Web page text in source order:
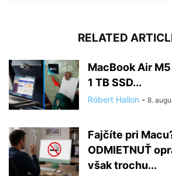
RELATED
MacBook Air
1 TB SSD...
Róbert Hallon - 8.
Fajčíte pri
ODMIETNUŤ
však trochu...